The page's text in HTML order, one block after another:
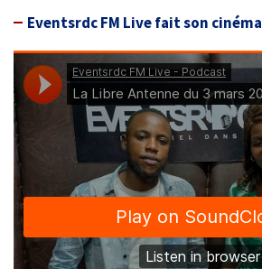
Eventsrdc FM Live fait son cinéma